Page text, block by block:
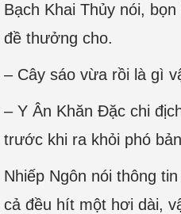
Bạch Khai Thủy nói,
đề thưởng cho.
– Cây sáo vừa rồi là gì
– Y Ân Khăn Đặc chi
trước khi ra khỏi phó
Nhiếp Ngôn nói thông
cả đều hít một hơi dài,